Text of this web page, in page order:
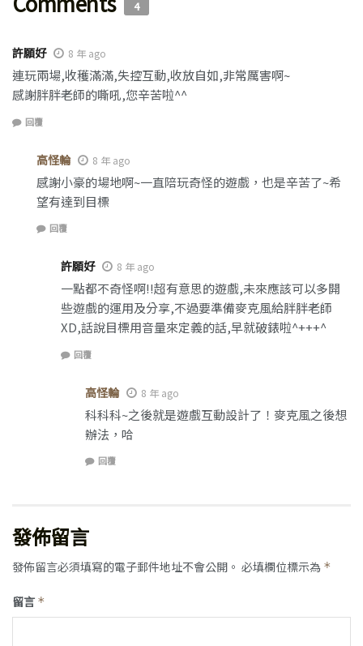
4
許願好 8 年 ago
連玩兩場,收穫滿滿,失控互動,收放自如,非常厲害啊~
感謝胖胖老師的嘶吼,您辛苦啦^^
回覆
高怪輪 8 年 ago
感謝小豪的場地啊~一直陪玩奇怪的遊戲，也是辛苦了~希
望有達到目標
回覆
許願好 8 年 ago
一點都不奇怪啊!!超有意思的遊戲,未來應該可以多開
些遊戲的運用及分享,不過要準備麥克風給胖胖老師
XD,話說目標用音量來定義的話,早就破錶啦^+++^
回覆
高怪輪 8 年 ago
科科科~之後就是遊戲互動設計了！麥克風之後想
辦法，哈
回覆
發佈留言
發佈留言必須填寫的電子郵件地址不會公開。 必填欄位標示為 *
留言 *